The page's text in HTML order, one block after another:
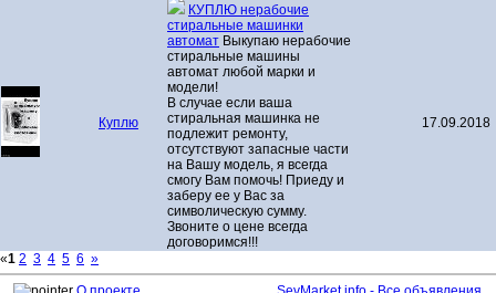
Куплю
КУПЛЮ нерабочие
стиральные машинки
автомат Выкупаю нерабочие
стиральные машины
автомат любой марки и
модели!
В случае если ваша
стиральная машинка не
подлежит ремонту,
отсутствуют запасные части
на Вашу модель, я всегда
смогу Вам помочь! Приеду и
заберу ее у Вас за
символическую сумму.
Звоните о цене всегда
договоримся!!!
17.09.2018
«1 2 3 4 5 6 »